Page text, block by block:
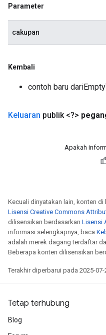
Parameter
cakupan
Kembali
contoh baru
Keluaran publik <?>
Apakah
Kecuali dinyatakan lain, konten
Lisensi Creative Commons
dilisensikan berdasarkan Lisensi
informasi selengkapnya, baca
adalah merek dagang terdaftar
Beberapa konten dilisensikan
Terakhir diperbarui pada 2025-07-
Tetap terhubung
Blog